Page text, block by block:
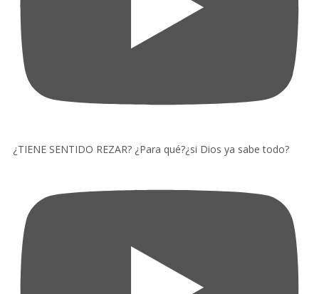
¿TIENE SENTIDO REZAR? ¿Para qué?¿si Dios ya sabe todo?